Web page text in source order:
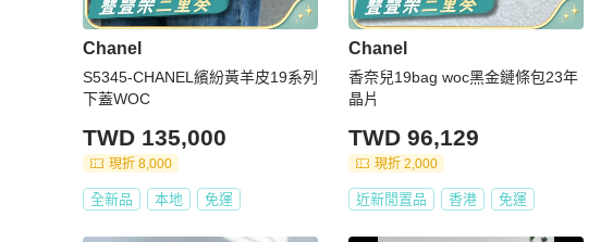
Chanel
S5345-CHANEL繽紛黃羊皮19系列
下蓋WOC
TWD 135,000
現折 8,000
全新品 本地 免運
Chanel
香奈兒19bag woc黑金鏈條包23年
晶片
TWD 96,129
現折 2,000
近新閒置品 香港 免運